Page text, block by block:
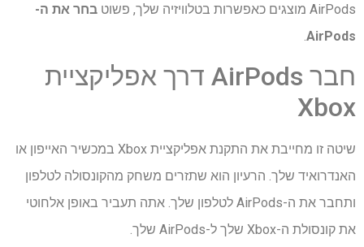
AirPods מוצגים כאפשרות בטלוויזיה שלך, פשוט
בחר את ה-
AirPods
חבר AirPods דרך אפליקציית
Xbox
שיטה זו מחייבת את התקנת אפליקציית Xbox במכשיר האייפון או
האנדרואיד שלך. הרעיון הוא שתזרים משחק מהקונסולה לטלפון
ותחבר את ה-AirPods לטלפון שלך. אתה תעביר באופן אלחוטי
את קונסולת ה-Xbox שלך ל-AirPods שלך.